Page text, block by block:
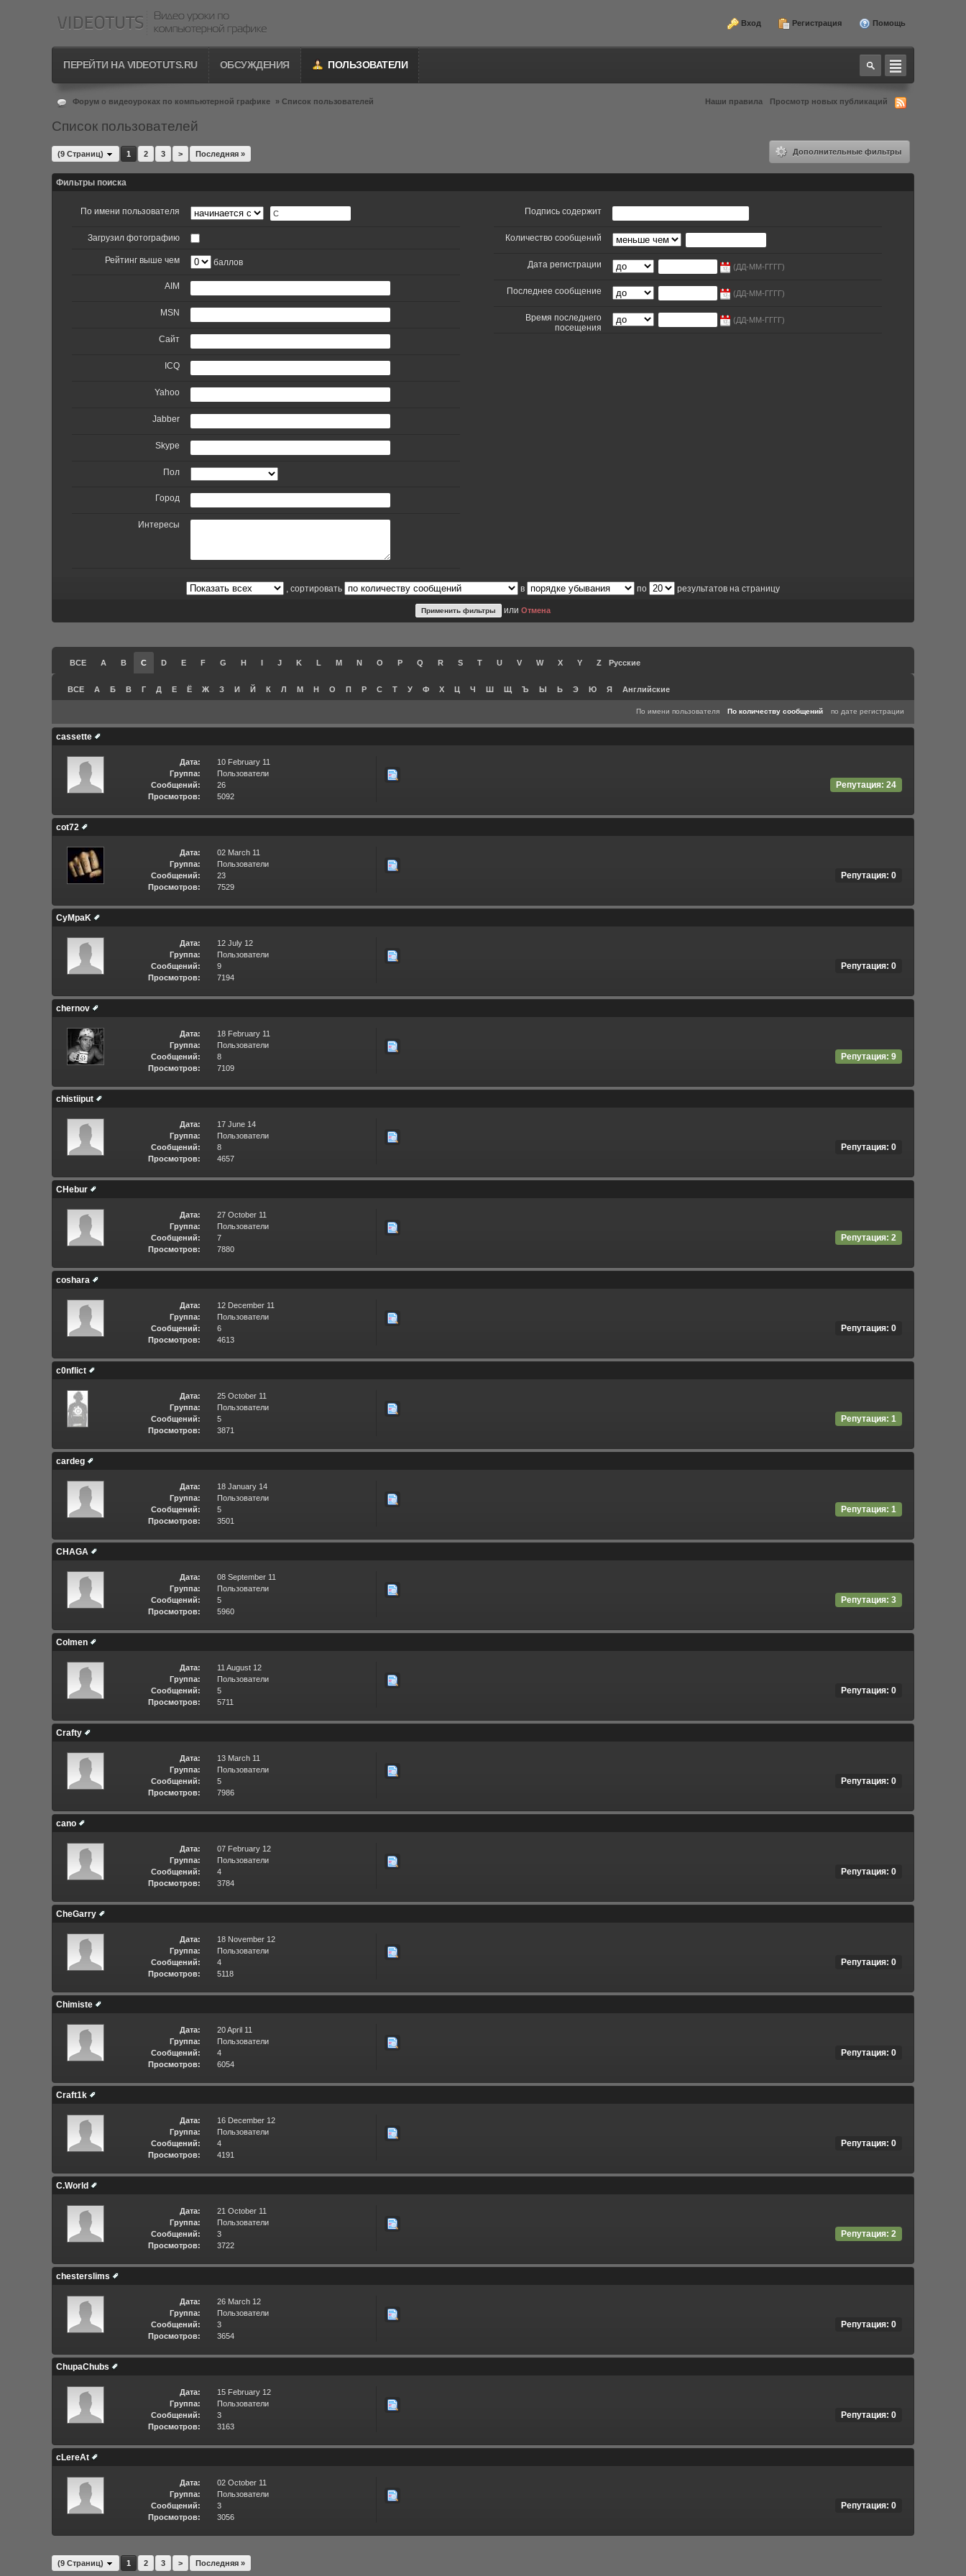
Вход Регистрация Помощь
ПЕРЕЙТИ НА VIDEOTUTS.RU ОБСУЖДЕНИЯ ПОЛЬЗОВАТЕЛИ
Форум о видеоуроках по компьютерной графике » Список пользователей Наши правила Просмотр новых публикаций
Список пользователей
(9 Страниц) 1 2 3 > Последняя » Дополнительные фильтры
Фильтры поиска
По имени пользователя
Загрузил фотографию
Рейтинг выше чем баллов
AIM
MSN
Сайт
ICQ
Yahoo
Jabber
Skype
Пол
Город
Интересы
Подпись содержит
Количество сообщений
Дата регистрации (ДД-ММ-ГГГГ)
Последнее сообщение (ДД-ММ-ГГГГ)
Время последнего
посещения
(ДД-ММ-ГГГГ)
, сортировать в по результатов на страницу
или Отмена
ВСЕ A B C D E F G H J K L M N O P Q R S T U V W X Y Z Русские
ВСЕ А Б В Г Д Е Ё Ж З И Й К Л М Н О П Р С Т У Ф Х Ц Ч Ш Щ Ъ Ы Ь Э Ю Я Английские
По имени пользователя По количеству сообщений по дате регистрации
cassette
Дата:
10 February 11
Группа:
Пользователи
Сообщений:
26
Просмотров:
5092
Репутация: 24
cot72
Дата:
02 March 11
Группа:
Пользователи
Сообщений:
23
Просмотров:
7529
Репутация: 0
CyMpaK
Дата:
12 July 12
Группа:
Пользователи
Сообщений:
9
Просмотров:
7194
Репутация: 0
chernov
Дата:
18 February 11
Группа:
Пользователи
Сообщений:
8
Просмотров:
7109
Репутация: 9
chistiiput
Дата:
17 June 14
Группа:
Пользователи
Сообщений:
8
Просмотров:
4657
Репутация: 0
CHebur
Дата:
27 October 11
Группа:
Пользователи
Сообщений:
7
Просмотров:
7880
Репутация: 2
coshara
Дата:
12 December 11
Группа:
Пользователи
Сообщений:
6
Просмотров:
4613
Репутация: 0
c0nflict
Дата:
25 October 11
Группа:
Пользователи
Сообщений:
5
Просмотров:
3871
Репутация: 1
cardeg
Дата:
18 January 14
Группа:
Пользователи
Сообщений:
5
Просмотров:
3501
Репутация: 1
CHAGA
Дата:
08 September 11
Группа:
Пользователи
Сообщений:
5
Просмотров:
5960
Репутация: 3
Colmen
Дата:
11 August 12
Группа:
Пользователи
Сообщений:
5
Просмотров:
5711
Репутация: 0
Crafty
Дата:
13 March 11
Группа:
Пользователи
Сообщений:
5
Просмотров:
7986
Репутация: 0
cano
Дата:
07 February 12
Группа:
Пользователи
Сообщений:
4
Просмотров:
3784
Репутация: 0
CheGarry
Дата:
18 November 12
Группа:
Пользователи
Сообщений:
4
Просмотров:
5118
Репутация: 0
Chimiste
Дата:
20 April 11
Группа:
Пользователи
Сообщений:
4
Просмотров:
6054
Репутация: 0
Craft1k
Дата:
16 December 12
Группа:
Пользователи
Сообщений:
4
Просмотров:
4191
Репутация: 0
C.World
Дата:
21 October 11
Группа:
Пользователи
Сообщений:
3
Просмотров:
3722
Репутация: 2
chesterslims
Дата:
26 March 12
Группа:
Пользователи
Сообщений:
3
Просмотров:
3654
Репутация: 0
ChupaChubs
Дата:
15 February 12
Группа:
Пользователи
Сообщений:
3
Просмотров:
3163
Репутация: 0
cLereAt
Дата:
02 October 11
Группа:
Пользователи
Сообщений:
3
Просмотров:
3056
Репутация: 0
(9 Страниц) 1 2 3 > Последняя »